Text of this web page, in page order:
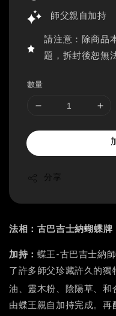
師父親自加持
請注意：除商品
題，拆封後恕無
數量
分享
法相：古巴吉士納·蝴蝶牌
加持： 蝶王-古巴吉士納
了許多師父珍藏許久的
油、靈木粉、陰陽草、和
由蝶王親自加持完成。